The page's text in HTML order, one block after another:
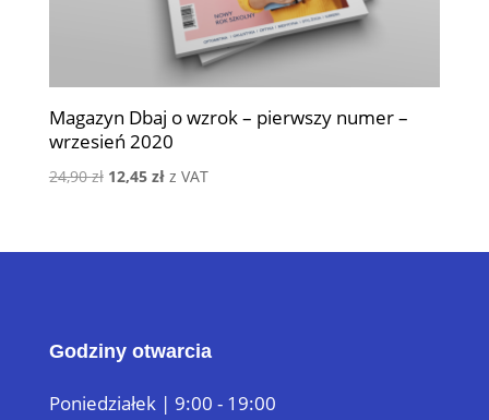
Magazyn Dbaj o wzrok – pierwszy numer –
wrzesień 2020
24,90zł Pierwotna
24,90 zł.
12,45 złAktualna
12,45 zł.
z VAT
Godziny otwarcia
Poniedziałek | 9:00 - 19:00